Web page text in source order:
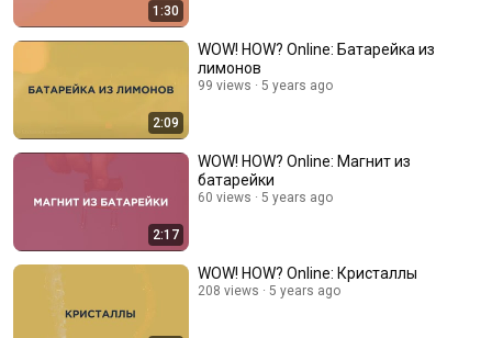
1:30
2:09
WOW! HOW? Online: Батарейка из
лимонов
99 views 5 years ago
2:17
WOW! HOW? Online: Магнит из
батарейки
60 views 5 years ago
WOW! HOW? Online: Кристаллы
208 views 5 years ago